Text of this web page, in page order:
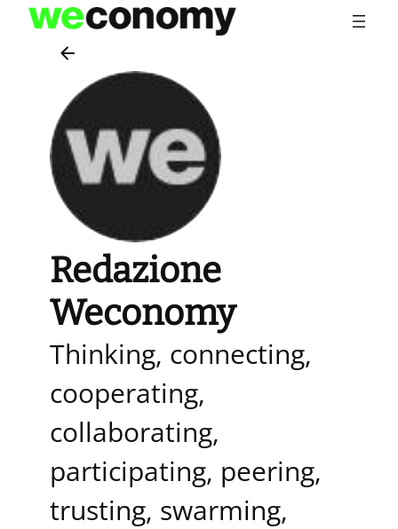
Vai
Redazione
Weconomy
Thinking, connecting,
cooperating,
collaborating,
participating, peering,
trusting, swarming,